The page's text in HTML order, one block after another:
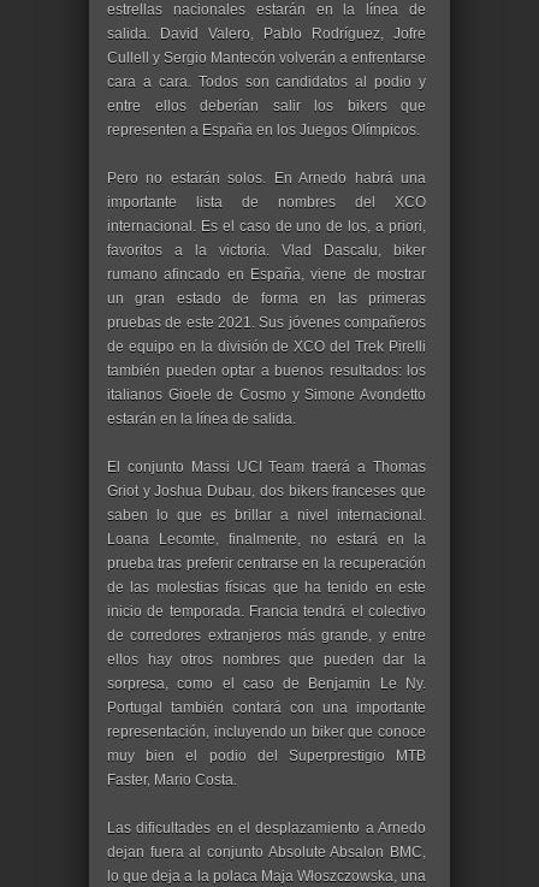
estrellas nacionales estarán en la línea de
salida. David Valero, Pablo Rodríguez, Jofre
Cullell y Sergio Mantecón volverán a enfrentarse
cara a cara. Todos son candidatos al podio y
entre ellos deberían salir los bikers que
representen a España en los Juegos Olímpicos.
Pero no estarán solos. En Arnedo habrá una
importante lista de nombres del XCO
internacional. Es el caso de uno de los, a priori,
favoritos a la victoria. Vlad Dascalu, biker
rumano afincado en España, viene de mostrar
un gran estado de forma en las primeras
pruebas de este 2021. Sus jóvenes compañeros
de equipo en la división de XCO del Trek Pirelli
también pueden optar a buenos resultados: los
italianos Gioele de Cosmo y Simone Avondetto
estarán en la línea de salida.
El conjunto Massi UCI Team traerá a Thomas
Griot y Joshua Dubau, dos bikers franceses que
saben lo que es brillar a nivel internacional.
Loana Lecomte, finalmente, no estará en la
prueba tras preferir centrarse en la recuperación
de las molestias físicas que ha tenido en este
inicio de temporada. Francia tendrá el colectivo
de corredores extranjeros más grande, y entre
ellos hay otros nombres que pueden dar la
sorpresa, como el caso de Benjamin Le Ny.
Portugal también contará con una importante
representación, incluyendo un biker que conoce
muy bien el podio del Superprestigio MTB
Faster, Mario Costa.
Las dificultades en el desplazamiento a Arnedo
dejan fuera al conjunto Absolute Absalon BMC,
lo que deja a la polaca Maja Włoszczowska, una